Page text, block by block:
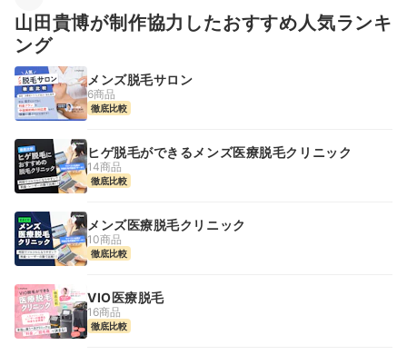
山田貴博が制作協力したおすすめ人気ランキ
ング
メンズ脱毛サロン
6商品
徹底比較
ヒゲ脱毛ができるメンズ医療脱毛クリニック
14商品
徹底比較
メンズ医療脱毛クリニック
10商品
徹底比較
VIO医療脱毛
16商品
徹底比較